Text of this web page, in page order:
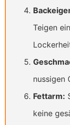
Teigen
nussigen
Fettarm:
keine